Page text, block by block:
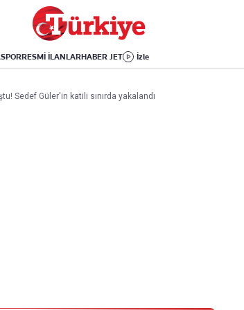
SPORRESMİ İLANLARHABER JET İzle
Yaşam
Sağlık
Yemek
Aktüel
Kitap
Sedef Güler'in katili sınırda yakalandı